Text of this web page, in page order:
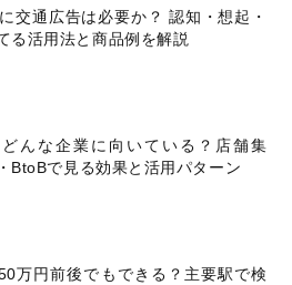
交通広告は必要か？ 認知・想起・
る活用法と商品例を解説
んな企業に向いている？店舗集
BtoBで見る効果と活用パターン
万円前後でもできる？主要駅で検